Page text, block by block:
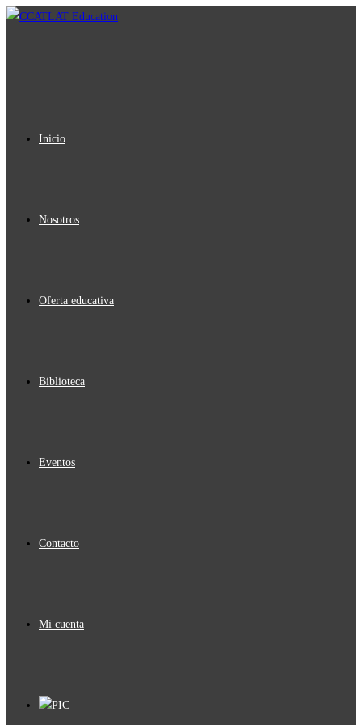
Ir
Inicio
Nosotros
Oferta educativa
Biblioteca
Eventos
Contacto
Mi cuenta
PIC